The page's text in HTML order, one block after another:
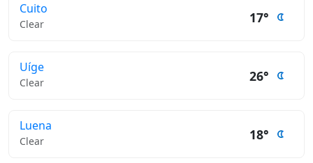
Cuito
Clear 17°
Uíge
Clear 26°
Luena
Clear 18°